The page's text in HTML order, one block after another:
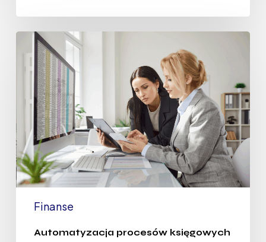
Finanse
Automatyzacja procesów księgowych